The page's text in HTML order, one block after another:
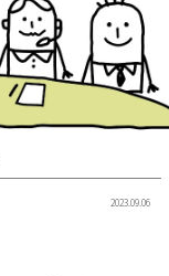
2023.09.06